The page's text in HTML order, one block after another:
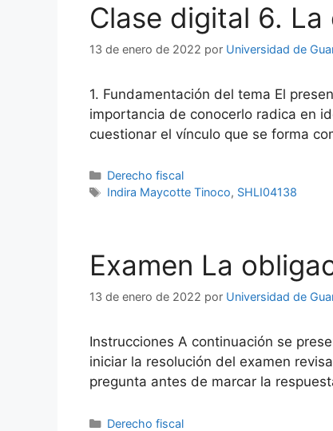
Clase digital 6.
13 de enero de 2022 por Universidad de
1. Fundamentación del tema El
importancia de conocerlo radica en
cuestionar el vínculo que se forma
Categorías
Derecho fiscal
Etiquetas
Indira Maycotte Tinoco, SHLI04138
Examen La
13 de enero de 2022 por Universidad de
Instrucciones A continuación se
iniciar la resolución del examen
pregunta antes de marcar la
Categorías
Derecho fiscal